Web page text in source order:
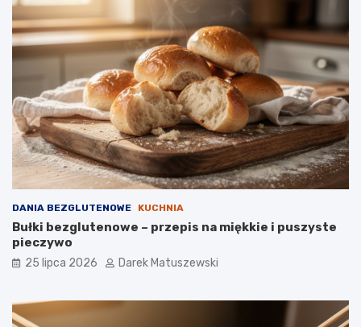
DANIA BEZGLUTENOWE KUCHNIA
Bułki bezglutenowe – przepis na miękkie i puszyste
pieczywo
25 lipca 2026 Darek Matuszewski